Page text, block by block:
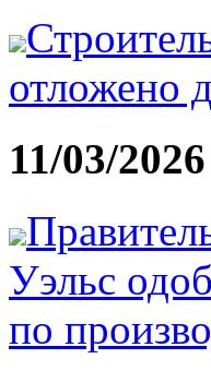
отложено
11/03/2026
Уэльс
по